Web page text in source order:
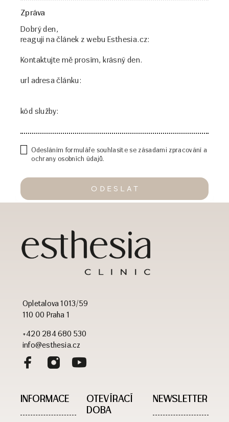
Zpráva
Odesláním formuláře souhlasíte se zásadami zpracování a
ochrany osobních údajů.
Opletalova 1013/59
110 00 Praha 1
+420 284 680 530
info@esthesia.cz
INFORMACE
OTEVÍRACÍ
DOBA​
NEWSLETTER